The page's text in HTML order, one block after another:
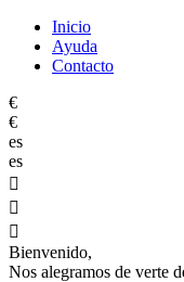
Inicio
Ayuda
Contacto
€
€
es
es



Bienvenido,
Nos alegramos de verte